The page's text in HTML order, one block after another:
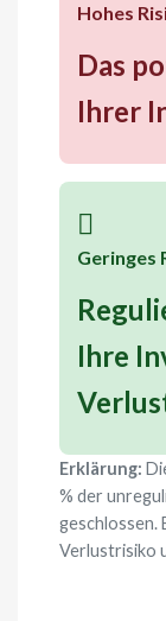
Hohes
Das
Ihrer
Geringes
Ihre
Erklärung:
% der
geschlossen.
Verlustrisiko